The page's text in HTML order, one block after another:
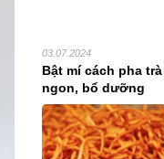
03.07.2024
bật mí cách pha trà đông trùng hạ thảo khô thơm
ngon, bổ dưỡng